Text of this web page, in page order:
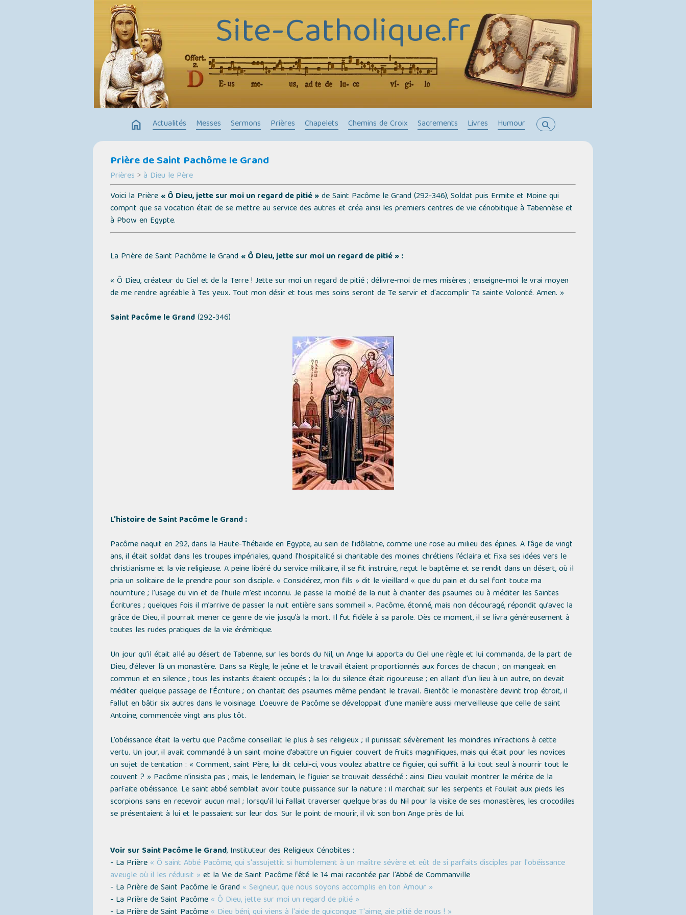
Site-Catholique.fr
home Actualités Messes Sermons Prières Chapelets Chemins de Croix Sacrements Livres Humour search
Prière de Saint Pachôme le Grand
Prières > à Dieu le Père
Voici la Prière « Ô Dieu, jette sur moi un regard de pitié »de Saint Pacôme le Grand (292-346), Soldat puis Ermite et Moine qui
comprit que sa vocation était de se mettre au service des autres et créa ainsi les premiers centres de vie cénobitique à Tabennèse et
à Pbow en Egypte.
La Prière de Saint Pachôme le Grand « Ô Dieu, jette sur moi un regard de pitié » :
« Ô Dieu, créateur du Ciel et de la Terre ! Jette sur moi un regard de pitié ; délivre-moi de mes misères ; enseigne-moi le vrai moyen
de me rendre agréable à Tes yeux. Tout mon désir et tous mes soins seront de Te servir et d'accomplir Ta sainte Volonté. Amen. »
Saint Pacôme le Grand(292-346)
L’histoire de Saint Pacôme le Grand :
Pacôme naquit en 292, dans la Haute-Thébaïde en Egypte, au sein de l’idôlatrie, comme une rose au milieu des épines. A l’âge de vingt
ans, il était soldat dans les troupes impériales, quand l’hospitalité si charitable des moines chrétiens l’éclaira et fixa ses idées vers le
christianisme et la vie religieuse. A peine libéré du service militaire, il se fit instruire, reçut le baptême et se rendit dans un désert, où il
pria un solitaire de le prendre pour son disciple. « Considérez, mon fils » dit le vieillard « que du pain et du sel font toute ma
nourriture ; l’usage du vin et de l’huile m’est inconnu. Je passe la moitié de la nuit à chanter des psaumes ou à méditer les Saintes
Écritures ; quelques fois il m’arrive de passer la nuit entière sans sommeil ». Pacôme, étonné, mais non découragé, répondit qu’avec la
grâce de Dieu, il pourrait mener ce genre de vie jusqu’à la mort. Il fut fidèle à sa parole. Dès ce moment, il se livra généreusement à
toutes les rudes pratiques de la vie érémitique.
Un jour qu’il était allé au désert de Tabenne, sur les bords du Nil, un Ange lui apporta du Ciel une règle et lui commanda, de la part de
Dieu, d’élever là un monastère. Dans sa Règle, le jeûne et le travail étaient proportionnés aux forces de chacun ; on mangeait en
commun et en silence ; tous les instants étaient occupés ; la loi du silence était rigoureuse ; en allant d’un lieu à un autre, on devait
méditer quelque passage de l’Écriture ; on chantait des psaumes même pendant le travail. Bientôt le monastère devint trop étroit, il
fallut en bâtir six autres dans le voisinage. L’oeuvre de Pacôme se développait d’une manière aussi merveilleuse que celle de saint
Antoine, commencée vingt ans plus tôt.
L’obéissance était la vertu que Pacôme conseillait le plus à ses religieux ; il punissait sévèrement les moindres infractions à cette
vertu. Un jour, il avait commandé à un saint moine d’abattre un figuier couvert de fruits magnifiques, mais qui était pour les novices
un sujet de tentation : « Comment, saint Père, lui dit celui-ci, vous voulez abattre ce figuier, qui suffit à lui tout seul à nourrir tout le
couvent ? » Pacôme n’insista pas ; mais, le lendemain, le figuier se trouvait desséché : ainsi Dieu voulait montrer le mérite de la
parfaite obéissance. Le saint abbé semblait avoir toute puissance sur la nature : il marchait sur les serpents et foulait aux pieds les
scorpions sans en recevoir aucun mal ; lorsqu’il lui fallait traverser quelque bras du Nil pour la visite de ses monastères, les crocodiles
se présentaient à lui et le passaient sur leur dos. Sur le point de mourir, il vit son bon Ange près de lui.
Voir sur Saint Pacôme le Grand, Instituteur des Religieux Cénobites :
- La Prière « Ô saint Abbé Pacôme, qui s'assujettit si humblement à un maître sévère et eût de si parfaits disciples par l'obéissance
aveugle où il les réduisit » et la Vie de Saint Pacôme fêté le 14 mai racontée par l'Abbé de Commanville
- La Prière de Saint Pacôme le Grand « Seigneur, que nous soyons accomplis en ton Amour »
- La Prière de Saint Pacôme « Ô Dieu, jette sur moi un regard de pitié »